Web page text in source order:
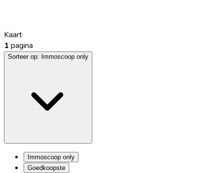
Kaart
1 pagina
Sorteer op: Immoscoop only
Immoscoop only
Goedkoopste